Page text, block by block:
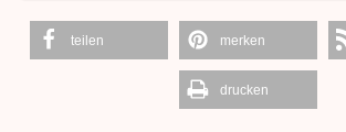
teilen merken
drucken